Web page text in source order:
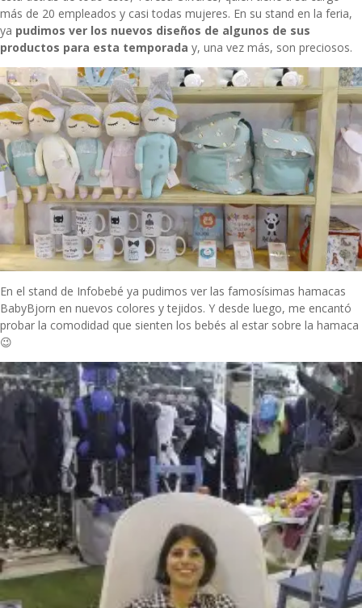
más de 20 empleados y casi todas mujeres. En su stand en la feria,
ya pudimos ver los nuevos diseños de algunos de sus
productos para esta temporada y, una vez más, son preciosos.
En el stand de Infobebé ya pudimos ver las famosísimas hamacas
BabyBjorn en nuevos colores y tejidos. Y desde luego, me encantó
probar la comodidad que sienten los bebés al estar sobre la hamaca
😉